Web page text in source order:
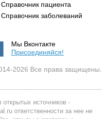
Справочник пациента
Справочник заболеваний
Мы Вконтакте
Присоединяйся!
2026 Все права защищены.
источников -
ответственности за нее не